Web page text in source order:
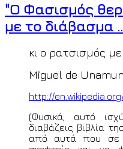
"Ο Φασισμός
με το διάβασμα
κι ο ρατσισμός με
Miguel de
http://
(Φυσικά, αυτό
διαβάζεις βιβλία
από αυτά που σε